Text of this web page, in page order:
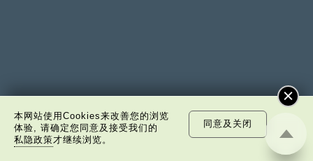
本网站使用Cookies来改善您的浏览
体验, 请确定您同意及接受我们的
私隐政策才继续浏览。
同意及关闭